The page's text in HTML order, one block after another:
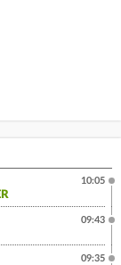
10:05
09:43
09:35